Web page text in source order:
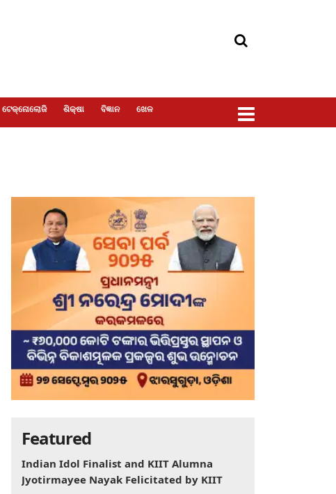
ଟେକ୍ନୋଲୋଜି ଶିକ୍ଷା ବିଜ୍ଞାନ ଖେଳ
Featured
Indian Idol Finalist and KIIT Alumna
Jyotirmayee Nayak Felicitated by KIIT